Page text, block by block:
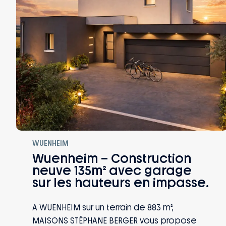
WUENHEIM
Wuenheim – Construction
neuve 135m² avec garage
sur les hauteurs en impasse.
A WUENHEIM sur un terrain de 883 m²,
MAISONS STÉPHANE BERGER vous propose